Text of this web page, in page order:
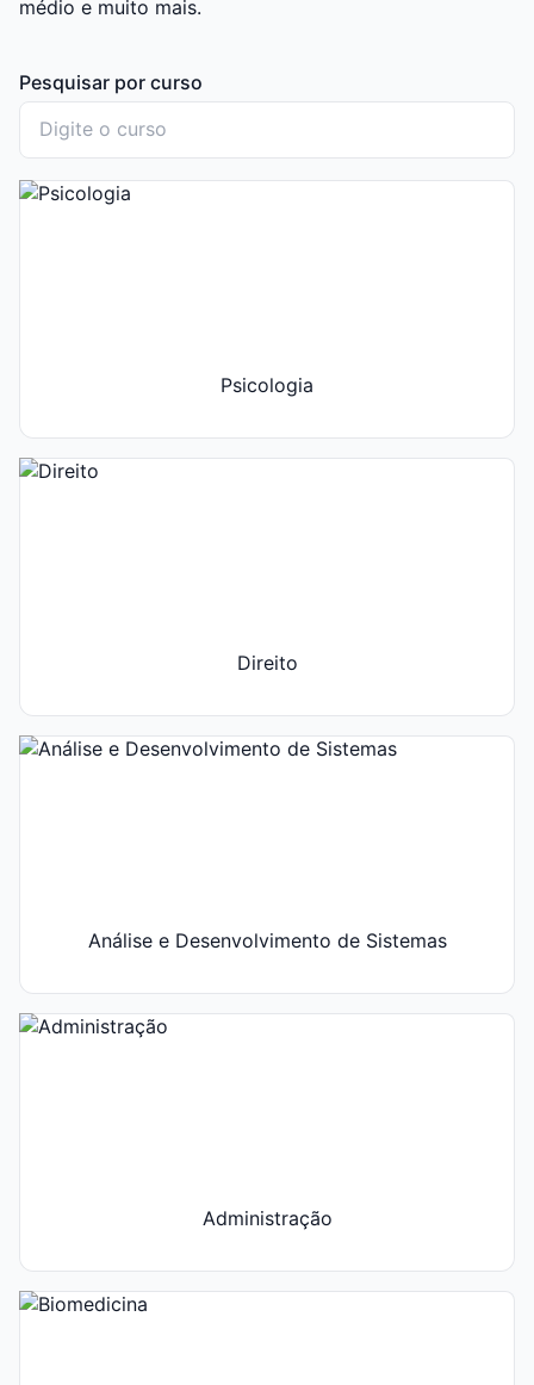
médio e muito mais.
Pesquisar por curso
Psicologia
Direito
Análise e Desenvolvimento de Sistemas
Administração